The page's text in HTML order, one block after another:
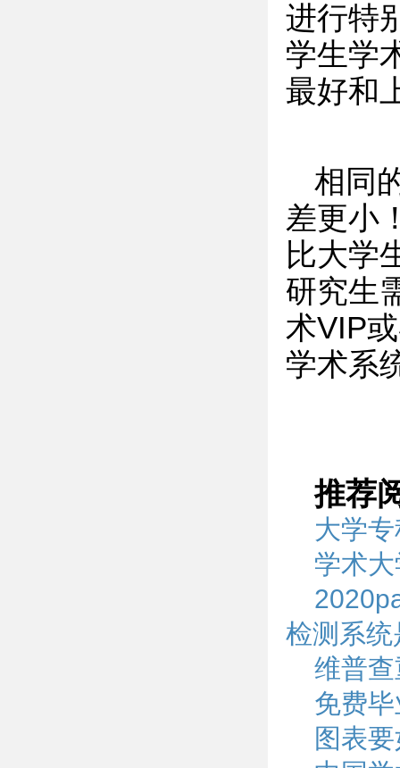
进行特
学生学
最好和
相同
差更小
比大学
研究生
术VIP
学术系
推荐
大学
学术
检测系
维普
免费
图表